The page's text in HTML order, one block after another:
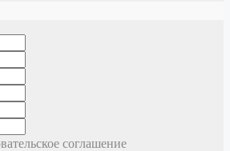
соглашение